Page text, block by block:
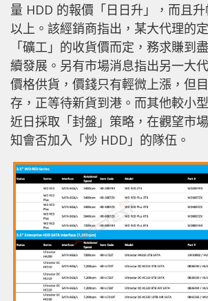
量 HDD 的報價「日日升」，而且
以上。該經銷商指出，某大代理的
「礦工」的收貨價而定，務求賺到
續發展。另有市場消息指出另一大
價格供貨，價錢只有輕微上漲，但
存，正等待新貨到港。而其他較小
近日採取「封盤」策略，在觀望市
知會否加入「炒 HDD」的隊伍。